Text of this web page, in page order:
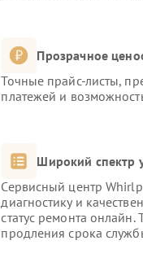
Прозрачное
Точные прайс-листы,
платежей и
Широкий спектр
Сервисный центр
диагностику и
статус ремонта
продления срока